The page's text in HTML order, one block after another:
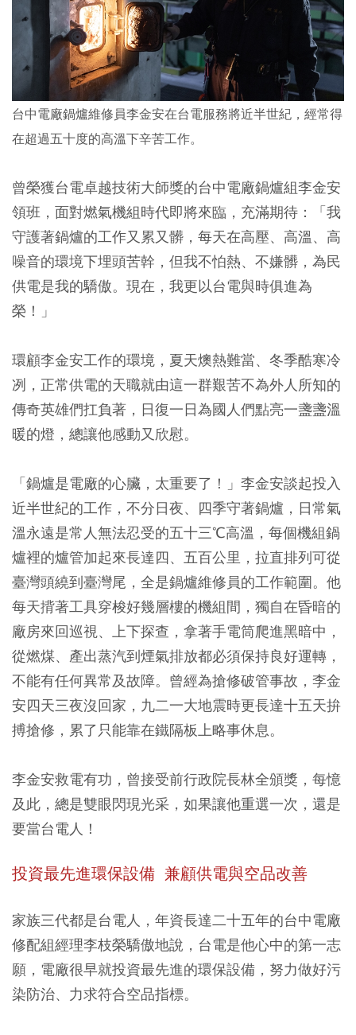
台中電廠鍋爐維修員李金安在台電服務將近半世紀，經常得
在超過五十度的高溫下辛苦工作。
曾榮獲台電卓越技術大師獎的台中電廠鍋爐組李金安
領班，面對燃氣機組時代即將來臨，充滿期待：「我
守護著鍋爐的工作又累又髒，每天在高壓、高溫、高
噪音的環境下埋頭苦幹，但我不怕熱、不嫌髒，為民
供電是我的驕傲。現在，我更以台電與時俱進為
榮！」
環顧李金安工作的環境，夏天燠熱難當、冬季酷寒冷
冽，正常供電的天職就由這一群艱苦不為外人所知的
傳奇英雄們扛負著，日復一日為國人們點亮一盞盞溫
暖的燈，總讓他感動又欣慰。
「鍋爐是電廠的心臟，太重要了！」李金安談起投入
近半世紀的工作，不分日夜、四季守著鍋爐，日常氣
溫永遠是常人無法忍受的五十三℃高溫，每個機組鍋
爐裡的爐管加起來長達四、五百公里，拉直排列可從
臺灣頭繞到臺灣尾，全是鍋爐維修員的工作範圍。他
每天揹著工具穿梭好幾層樓的機組間，獨自在昏暗的
廠房來回巡視、上下探查，拿著手電筒爬進黑暗中，
從燃煤、產出蒸汽到煙氣排放都必須保持良好運轉，
不能有任何異常及故障。曾經為搶修破管事故，李金
安四天三夜沒回家，九二一大地震時更長達十五天拚
搏搶修，累了只能靠在鐵隔板上略事休息。
李金安救電有功，曾接受前行政院長林全頒獎，每憶
及此，總是雙眼閃現光采，如果讓他重選一次，還是
要當台電人！
投資最先進環保設備 兼顧供電與空品改善
家族三代都是台電人，年資長達二十五年的台中電廠
修配組經理李枝榮驕傲地說，台電是他心中的第一志
願，電廠很早就投資最先進的環保設備，努力做好污
染防治、力求符合空品指標。